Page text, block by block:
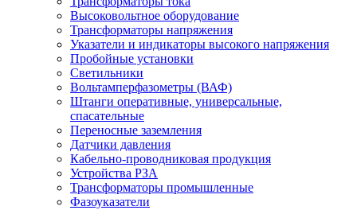
Высоковольтное оборудование
Трансформаторы напряжения
Указатели и индикаторы высокого напряжения
Пробойные установки
Светильники
Вольтамперфазометры (ВАФ)
Штанги оперативные, универсальные,
спасательные
Переносные заземления
Датчики давления
Кабельно-проводниковая продукция
Устройства РЗА
Трансформаторы промышленные
Фазоуказатели